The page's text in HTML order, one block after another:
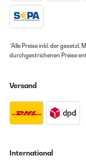
*Alle Preise inkl. der gesetzl.
durchgestrichenen Preise
Versand
International